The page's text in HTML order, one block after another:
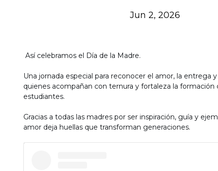
Jun 2, 2026
Así celebramos el Día de la Madre.
Una jornada especial para reconocer el amor, la entrega
quienes acompañan con ternura y fortaleza la formación
estudiantes.
Gracias a todas las madres por ser inspiración, guía y
amor deja huellas que transforman generaciones.